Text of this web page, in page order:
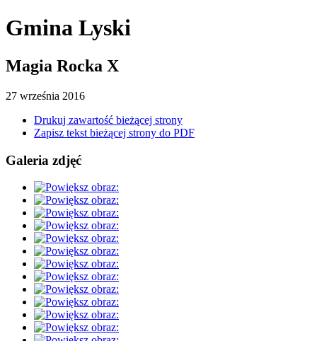
Gmina Lyski
Magia Rocka X
27 września 2016
Drukuj zawartość bieżącej strony
Zapisz tekst bieżącej strony do PDF
Galeria zdjęć